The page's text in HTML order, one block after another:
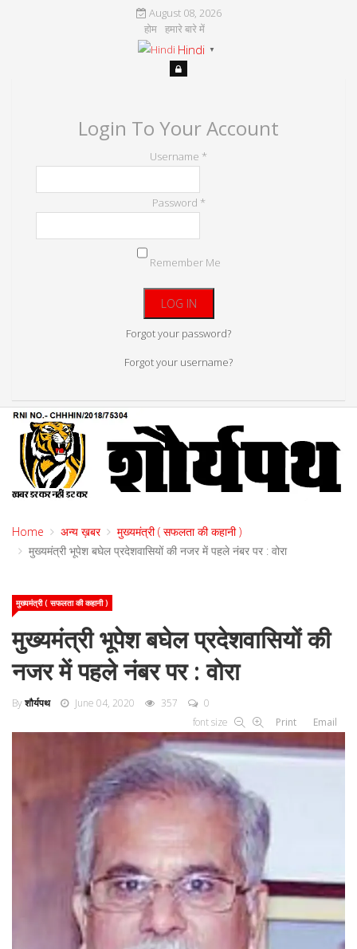
August 08, 2026
होम हमारे बारे में
Hindi ▼
Login To Your Account
Username *
Password *
Remember Me
Forgot your password?
Forgot your username?
Home अन्य ख़बर
मुख्यमंत्री ( सफलता की कहानी )
मुख्यमंत्री भूपेश बघेल प्रदेशवासियों की नजर में पहले नंबर पर : वोरा
मुख्यमंत्री ( सफलता की कहानी )
मुख्यमंत्री भूपेश बघेल प्रदेशवासियों की
नजर में पहले नंबर पर : वोरा
Byशौर्यपथ June 04, 2020 357
0
font size
Print Email